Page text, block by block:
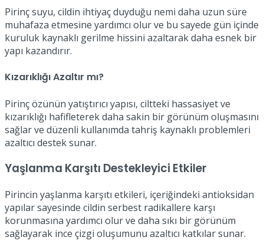
Pirinç suyu, cildin ihtiyaç duyduğu nemi daha uzun süre
muhafaza etmesine yardımcı olur ve bu sayede gün içinde
kuruluk kaynaklı gerilme hissini azaltarak daha esnek bir
yapı kazandırır.
Kızarıklığı Azaltır mı?
Pirinç özünün yatıştırıcı yapısı, ciltteki hassasiyet ve
kızarıklığı hafifleterek daha sakin bir görünüm oluşmasını
sağlar ve düzenli kullanımda tahriş kaynaklı problemleri
azaltıcı destek sunar.
Yaşlanma Karşıtı Destekleyici Etkiler
Pirincin yaşlanma karşıtı etkileri, içeriğindeki antioksidan
yapılar sayesinde cildin serbest radikallere karşı
korunmasına yardımcı olur ve daha sıkı bir görünüm
sağlayarak ince çizgi oluşumunu azaltıcı katkılar sunar.